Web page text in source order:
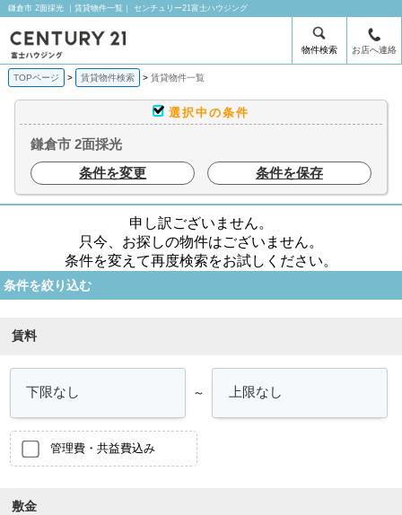
鎌倉市 2面採光 ｜賃貸物件一覧｜ センチュリー21富士ハウジング
物件検索 お店へ連絡
TOPページ 賃貸物件検索 賃貸物件一覧
選択中の条件
鎌倉市 2面採光
条件を変更
条件を保存
申し訳ございません。
只今、お探しの物件はございません。
条件を変えて再度検索をお試しください。
条件を絞り込む
賃料
～
管理費・共益費込み
敷金